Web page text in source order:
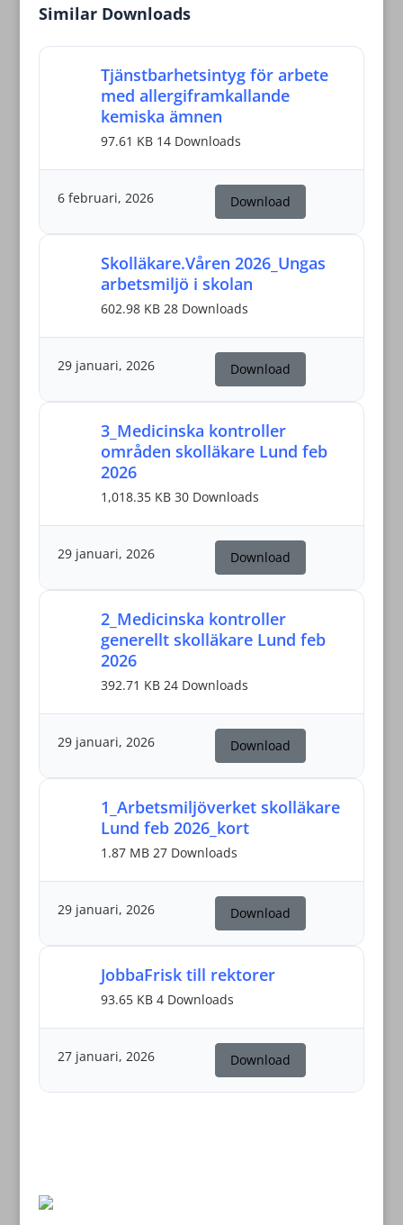
Similar Downloads
Tjänstbarhetsintyg för arbete
med allergiframkallande
kemiska ämnen
97.61 KB 14 Downloads
6 februari, 2026 Download
Skolläkare.Våren 2026_Ungas
arbetsmiljö i skolan
602.98 KB 28 Downloads
29 januari, 2026 Download
3_Medicinska kontroller
områden skolläkare Lund feb
2026
1,018.35 KB 30 Downloads
29 januari, 2026 Download
2_Medicinska kontroller
generellt skolläkare Lund feb
2026
392.71 KB 24 Downloads
29 januari, 2026 Download
1_Arbetsmiljöverket skolläkare
Lund feb 2026_kort
1.87 MB 27 Downloads
29 januari, 2026 Download
JobbaFrisk till rektorer
93.65 KB 4 Downloads
27 januari, 2026 Download